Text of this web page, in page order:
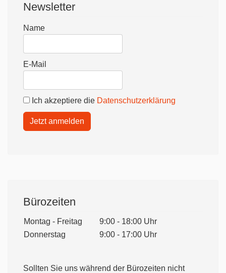
Newsletter
Name
E-Mail
Ich akzeptiere die Datenschutzerklärung
Jetzt anmelden
Bürozeiten
Montag - Freitag
9:00 - 18:00 Uhr
Donnerstag
9:00 - 17:00 Uhr
Sollten Sie uns während der Bürozeiten nicht